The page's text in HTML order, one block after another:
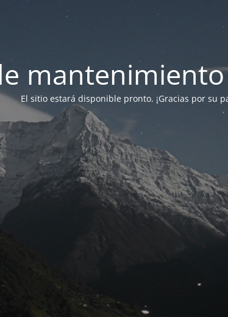
El sitio estará disponible pronto. ¡Gracias por su